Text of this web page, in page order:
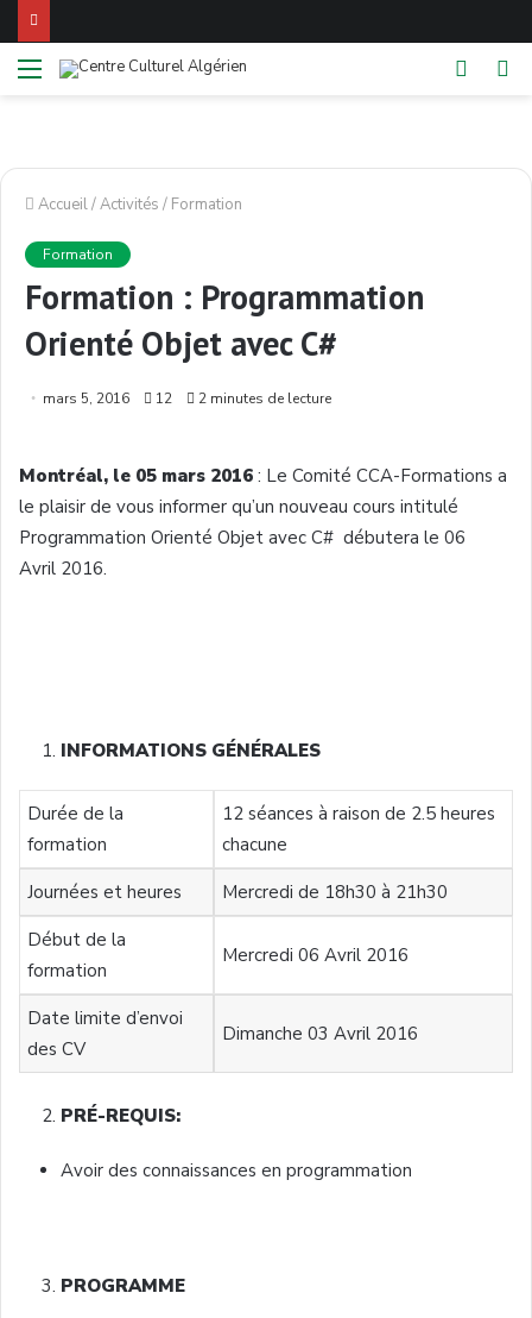
Menu
Switch
Accueil/Activités / Formation
Formation
Formation : Programmation
Orienté Objet avec C#
mars 5, 2016 12 2 minutes de lecture
Montréal, le 05 mars 2016 : Le Comité CCA-Formations a
le plaisir de vous informer qu’un nouveau cours intitulé
Programmation Orienté Objet avec C# débutera le 06
Avril 2016.
INFORMATIONS GÉNÉRALES
Durée de la
formation
12 séances à raison de 2.5 heures
chacune
Journées et heures
Mercredi de 18h30 à 21h30
Début de la
formation
Mercredi 06 Avril 2016
Date limite d’envoi
des CV
Dimanche 03 Avril 2016
PRÉ-REQUIS:
Avoir des connaissances en programmation
PROGRAMME